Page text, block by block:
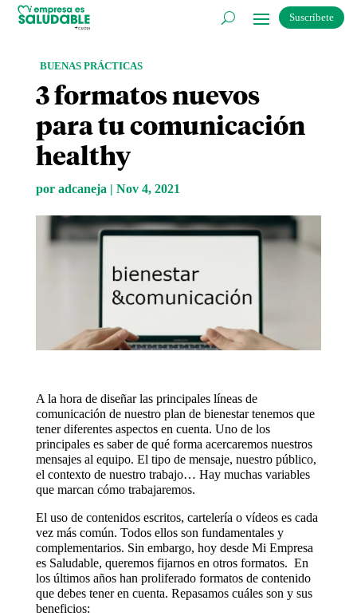
Suscríbete
BUENAS PRÁCTICAS
3 formatos nuevos
para tu comunicación
healthy
por adcaneja | Nov 4, 2021
A la hora de diseñar las principales líneas de
comunicación de nuestro plan de bienestar tenemos que
tener diferentes aspectos en cuenta. Uno de los
principales es saber de qué forma acercaremos nuestros
mensajes al equipo. El tipo de mensaje, nuestro público,
el contexto de nuestro trabajo… Hay muchas variables
que marcan cómo trabajaremos.
El uso de contenidos escritos, cartelería o vídeos es cada
vez más común. Todos ellos son fundamentales y
complementarios. Sin embargo, hoy desde Mi Empresa
es Saludable, queremos fijarnos en otros formatos. En
los últimos años han proliferado formatos de contenido
que debes tener en cuenta. Repasamos cuáles son y sus
beneficios: